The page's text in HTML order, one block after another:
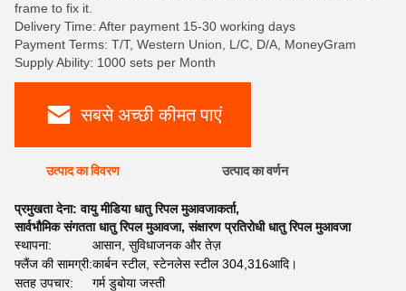
frame to fix it.
Delivery Time: After payment 15-30 working days
Payment Terms: T/T, Western Union, L/C, D/A, MoneyGram
Supply Ability: 1000 sets per Month
सबसे अच्छी कीमत पाएं
उत्पाद का विवरण उत्पाद का वर्णन
प्रमुखता देना:वायु मीडिया धातु रिपल मुआवजाकर्ता,
सार्वभौमिक संगतता धातु रिपल मुआवजा,संक्षारण प्रतिरोधी धातु रिपल मुआवजा
स्थापना:
आसान, सुविधाजनक और तेज़
फ्लैंज की सामग्री:कार्बन स्टील, स्टेनलेस स्टील 304,316आदि।
सतह उपचार:
गर्म डुबोया जस्ती